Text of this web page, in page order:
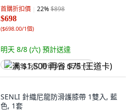
首購折扣價 22%$898
$698
($698.00/1個)
明天 8/8 (六) 預計送達
满 $1,500 再省 $75 (王道卡)
SENLI 針織尼龍防滑護膝帶 1雙入, 藍
色, 1套